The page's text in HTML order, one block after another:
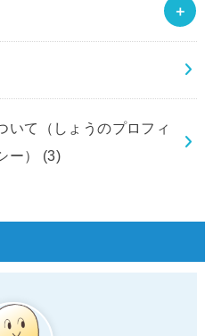
いて（しょうのプロフィ
ー） (3)